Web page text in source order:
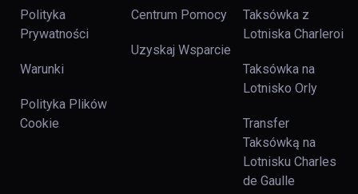
Polityka
Prywatności
Warunki
Polityka Plików
Cookie
Centrum Pomocy
Uzyskaj Wsparcie
Taksówka z
Lotniska Charleroi
Taksówka na
Lotnisko Orly
Transfer
Taksówką na
Lotnisku Charles
de Gaulle